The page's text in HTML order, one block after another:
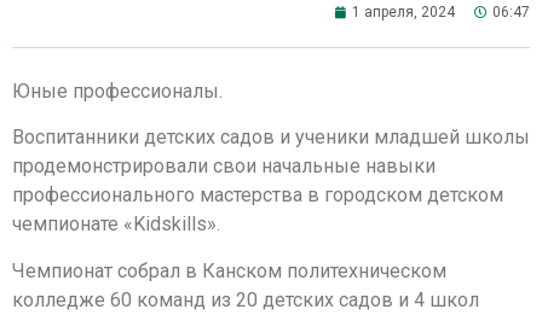
1 апреля, 2024 06:47
Юные профессионалы.
Воспитанники детских садов и ученики младшей школы
продемонстрировали свои начальные навыки
профессионального мастерства в городском детском
чемпионате «Kidskills».
Чемпионат собрал в Канском политехническом
колледже 60 команд из 20 детских садов и 4 школ